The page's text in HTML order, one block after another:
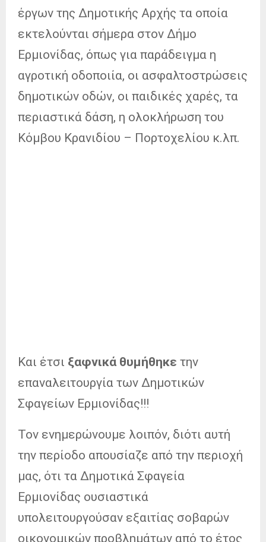
έργων της Δημοτικής Αρχής τα οποία
εκτελούνται σήμερα στον Δήμο
Ερμιονίδας, όπως για παράδειγμα η
αγροτική οδοποιία, οι ασφαλτοστρώσεις
δημοτικών οδών, οι παιδικές χαρές, τα
περιαστικά δάση, η ολοκλήρωση του
Κόμβου Κρανιδίου – Πορτοχελίου κ.λπ.
Και έτσι ξαφνικά θυμήθηκε την
επαναλειτουργία των Δημοτικών
Σφαγείων Ερμιονίδας!!!
Τον ενημερώνουμε λοιπόν, διότι αυτή
την περίοδο απουσίαζε από την περιοχή
μας, ότι τα Δημοτικά Σφαγεία
Ερμιονίδας ουσιαστικά
υπολειτουργούσαν εξαιτίας σοβαρών
οικονομικών προβλημάτων από το έτος